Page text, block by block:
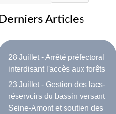
Derniers Articles
28 Juillet - Arrêté préfectoral
interdisant l'accès aux forêts
23 Juillet - Gestion des lacs-
réservoirs du bassin versant
Seine-Amont et soutien des